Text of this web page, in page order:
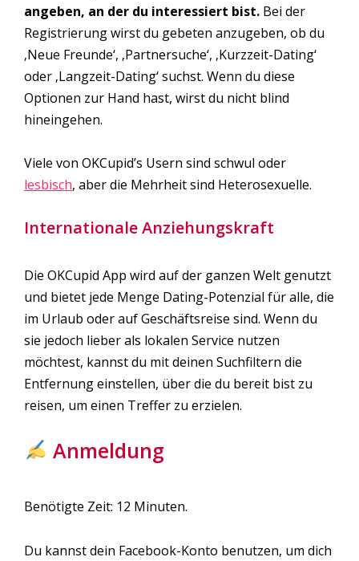
angeben, an der du interessiert bist. Bei der
Registrierung wirst du gebeten anzugeben, ob du
‚Neue Freunde‘, ‚Partnersuche‘, ‚Kurzzeit-Dating‘
oder ‚Langzeit-Dating‘ suchst. Wenn du diese
Optionen zur Hand hast, wirst du nicht blind
hineingehen.
Viele von OKCupid’s Usern sind schwul oder
lesbisch, aber die Mehrheit sind Heterosexuelle.
Internationale Anziehungskraft
Die OKCupid App wird auf der ganzen Welt genutzt
und bietet jede Menge Dating-Potenzial für alle, die
im Urlaub oder auf Geschäftsreise sind. Wenn du
sie jedoch lieber als lokalen Service nutzen
möchtest, kannst du mit deinen Suchfiltern die
Entfernung einstellen, über die du bereit bist zu
reisen, um einen Treffer zu erzielen.
Anmeldung
Benötigte Zeit: 12 Minuten.
Du kannst dein Facebook-Konto benutzen, um dich